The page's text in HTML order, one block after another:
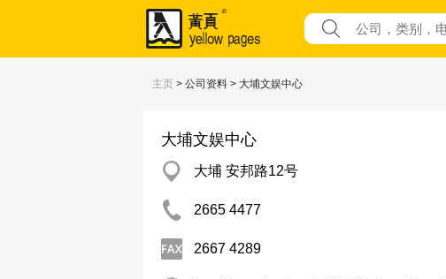
主页 > 公司资料 > 大埔文娱中心
大埔文娱中心
大埔 安邦路12号
2665 4477
2667 4289